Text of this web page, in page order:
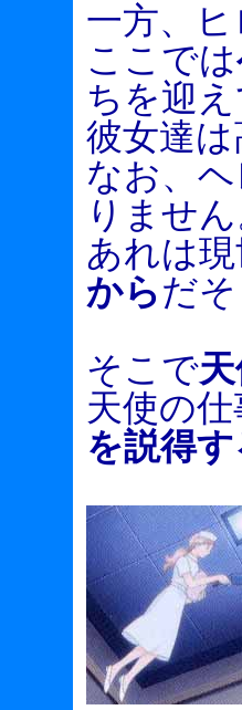
一方、
ここでは
ちを迎え
彼女達
なお、
りません
あれは
からだそ
そこで
天使の仕
を説得す